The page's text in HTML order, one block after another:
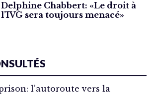
Delphine Chabbert: «Le droit à
l’IVG sera toujours menacé»
l’autoroute vers la